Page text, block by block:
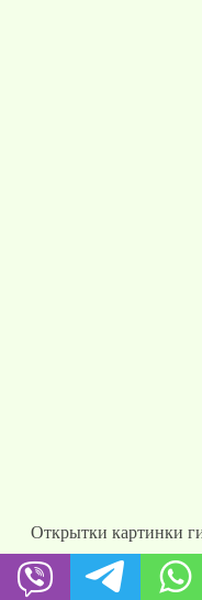
Открытки картинки
Новое:
Открытки. С ...